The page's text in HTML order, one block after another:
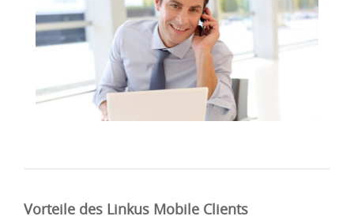
Vorteile des Linkus Mobile Clients